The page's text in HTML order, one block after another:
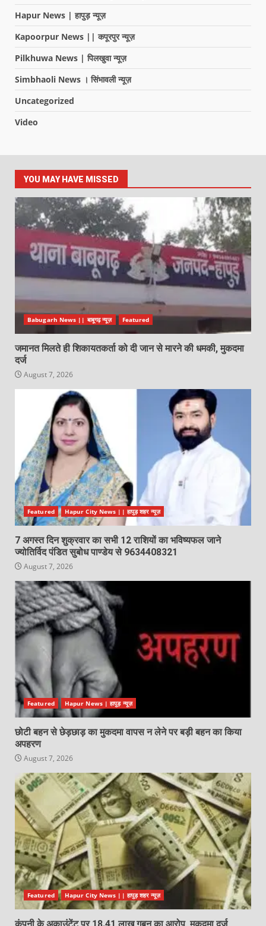
Hapur News | हापुड़ न्यूज़
Kapoorpur News || कपूरपुर न्यूज़
Pilkhuwa News | पिलखुवा न्यूज़
Simbhaoli News । सिंभावली न्यूज़
Uncategorized
Video
YOU MAY HAVE MISSED
Babugarh News || बाबूगढ़ न्यूज़ Featured
जमानत मिलते ही शिकायतकर्ता को दी जान से मारने की धमकी, मुकदमा
दर्ज
August 7, 2026
Featured Hapur City News || हापुड़ शहर न्यूज़
7 अगस्त दिन शुक्रवार का सभी 12 राशियों का भविष्यफल जाने
ज्योतिर्विद पंडित सुबोध पाण्डेय से 9634408321
August 7, 2026
Featured Hapur News | हापुड़ न्यूज़
छोटी बहन से छेड़छाड़ का मुकदमा वापस न लेने पर बड़ी बहन का किया
अपहरण
August 7, 2026
Featured Hapur City News || हापुड़ शहर न्यूज़